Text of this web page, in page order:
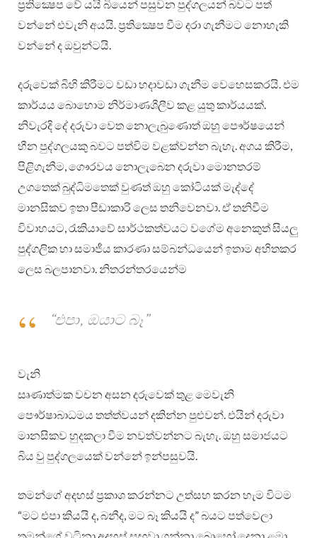
ප්‍රතික්‍ෂෙප වේ යයි බියෙන් පසුවන පුද්ගලයන් බවට පත්
වන්නේ එවැනි අයයි. ප්‍රතික්‍ෂෙප වීම දරා ගැනීමට නොහැකි
වන්නේ ද ඔවුන්ටයි.
දරුවෙක් බිහි කිරීමට වඩා හදාවඩා ගැනීම වෙහෙසකරයි. එම
කාර්යය බොහොම නිර්මාණශීලීව කළ යුතු කාර්යයක්.
නිවැරදි දේ දරුවා වෙත නොලැබුණොත් ඔහු පෞර්ෂයෙන්
හීන පුද්ගලයකු බවට පත්විම වළක්වන්න බැහැ. අගය කිරීම,
පිළිගැනීම, ගෞරවය නොලැබෙන දරුවා මොනතරම්
උගතෙක් බුද්ධිමතෙක් වුණත් ඔහු කෝටියක් මැද්දේ
මානසිකව ඉතා පීඩාකාරි ලෙස තනිවෙනවා. ඒ තනිවීම
විවාහයට, රැකියාවේ සාර්ථකත්වයට වගේම අනෙකුත් සියලු
පුද්ගලික හා සමාජීය කාරණා සම්බන්ධයෙන් ඉතාම අහිතකර
ලෙස බලපානවා. නිතරන්තරයෙන්ම
“එපා, ඔයාට බෑ”
වැනි
සෘණාත්මක වචන අසන දරුවෙක් තුළ මෙවැනි
පෞර්ෂාබාධමය තත්ත්වයන් දකින්න පුළුවන්. එයින් දරුවා
මානසිකව හුදකලා වීම නවත්වන්නට බැහැ. ඔහු සමාජයට
බිය වු පුද්ගලයෙක් වන්නේ ඉන්පසුවයි.
තමන්ගේ අදහස් ප්‍රකාශ කරන්නට උත්සහ කරන හැම විටම
“මට එපා කියයි ද, බනීද, මට බෑ කියයි ද” බයට පත්වෙලා